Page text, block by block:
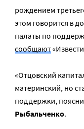
рождением
этом говорится в
палаты по
сообщают
«Отцовский
материнский, но
поддержки,
Рыбальченко.